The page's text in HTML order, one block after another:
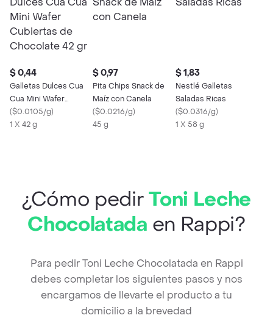
$ 0,44
Galletas Dulces Cua
Cua Mini Wafer
Cubiertas de
Chocolate 42 gr
($0.0105/g)
1 X 42 g
$ 0,97
Pita Chips Snack de
Maíz con Canela
($0.0216/g)
45 g
$ 1,83
Nestlé Galletas
Saladas Ricas
($0.0316/g)
1 X 58 g
¿Cómo pedirToni Leche
Chocolatada en Rappi?
Para pedir Toni Leche Chocolatada en Rappi
debes completar los siguientes pasos y nos
encargamos de llevarte el producto a tu
domicilio a la brevedad